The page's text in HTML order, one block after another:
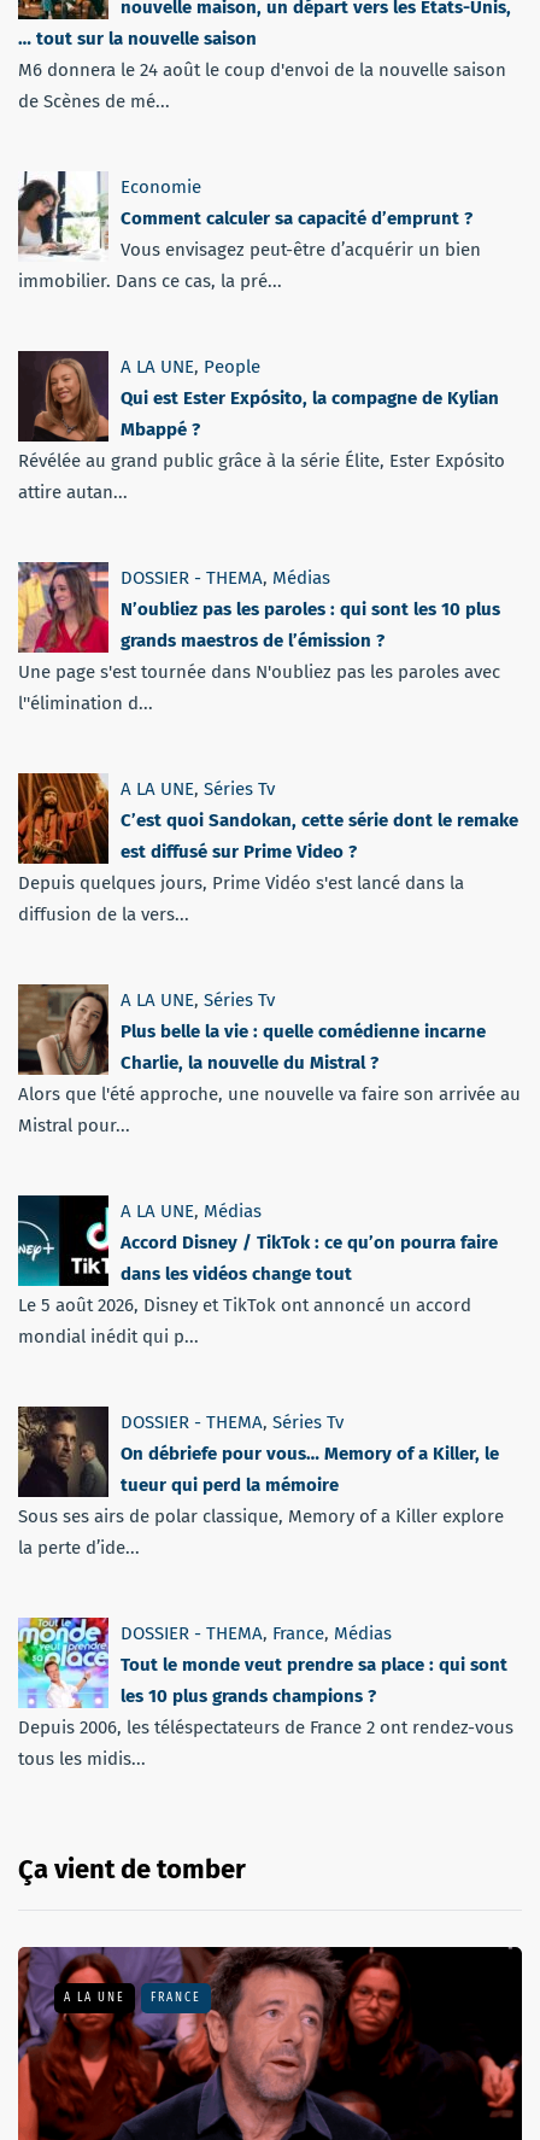
nouvelle maison, un départ vers les Etats-Unis,
… tout sur la nouvelle saison
M6 donnera le 24 août le coup d'envoi de la nouvelle saison
de Scènes de mé...
Economie
Comment calculer sa capacité d’emprunt ?
Vous envisagez peut-être d’acquérir un bien
immobilier. Dans ce cas, la pré...
A LA UNE, People
Qui est Ester Expósito, la compagne de Kylian
Mbappé ?
Révélée au grand public grâce à la série Élite, Ester Expósito
attire autan...
DOSSIER - THEMA, Médias
N’oubliez pas les paroles : qui sont les 10 plus
grands maestros de l’émission ?
Une page s'est tournée dans N'oubliez pas les paroles avec
l''élimination d...
A LA UNE, Séries Tv
C’est quoi Sandokan, cette série dont le remake
est diffusé sur Prime Video ?
Depuis quelques jours, Prime Vidéo s'est lancé dans la
diffusion de la vers...
A LA UNE, Séries Tv
Plus belle la vie : quelle comédienne incarne
Charlie, la nouvelle du Mistral ?
Alors que l'été approche, une nouvelle va faire son arrivée au
Mistral pour...
A LA UNE, Médias
Accord Disney / TikTok : ce qu’on pourra faire
dans les vidéos change tout
Le 5 août 2026, Disney et TikTok ont annoncé un accord
mondial inédit qui p...
DOSSIER - THEMA, Séries Tv
On débriefe pour vous… Memory of a Killer, le
tueur qui perd la mémoire
Sous ses airs de polar classique, Memory of a Killer explore
la perte d’ide...
DOSSIER - THEMA, France, Médias
Tout le monde veut prendre sa place : qui sont
les 10 plus grands champions ?
Depuis 2006, les téléspectateurs de France 2 ont rendez-vous
tous les midis...
Ça vient de tomber
A LA UNE FRANCE